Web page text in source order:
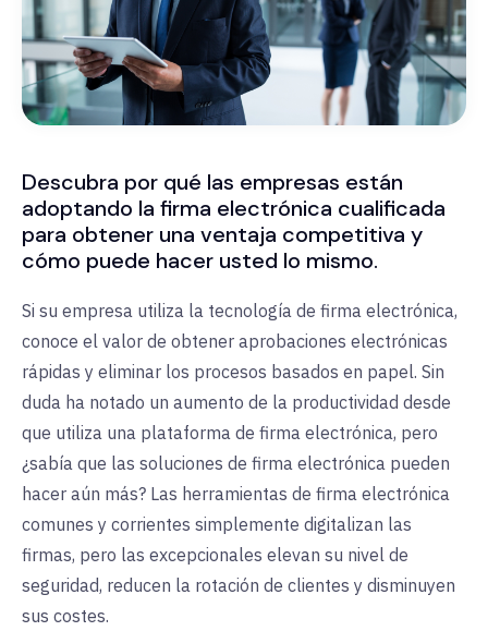
Descubra por qué las empresas están
adoptando la firma electrónica cualificada
para obtener una ventaja competitiva y
cómo puede hacer usted lo mismo.
Si su empresa utiliza la tecnología de firma electrónica,
conoce el valor de obtener aprobaciones electrónicas
rápidas y eliminar los procesos basados en papel. Sin
duda ha notado un aumento de la productividad desde
que utiliza una plataforma de firma electrónica, pero
¿sabía que las soluciones de firma electrónica pueden
hacer aún más? Las herramientas de firma electrónica
comunes y corrientes simplemente digitalizan las
firmas, pero las excepcionales elevan su nivel de
seguridad, reducen la rotación de clientes y disminuyen
sus costes.